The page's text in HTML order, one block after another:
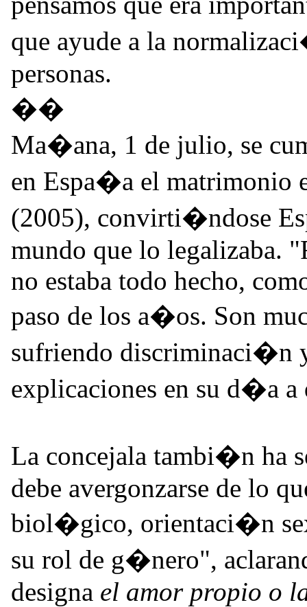
que ayude a la
personas.
��
Ma�ana, 1 de julio, se
en Espa�a el matrimonio
(2005), convirti�ndose
mundo que lo legalizaba.
no estaba todo hecho,
paso de los a�os. Son
sufriendo discriminaci�n
explicaciones en su d�a
La concejala tambi�n ha
debe avergonzarse de lo
biol�gico, orientaci�n
su rol de g�nero",
designa el amor propio o